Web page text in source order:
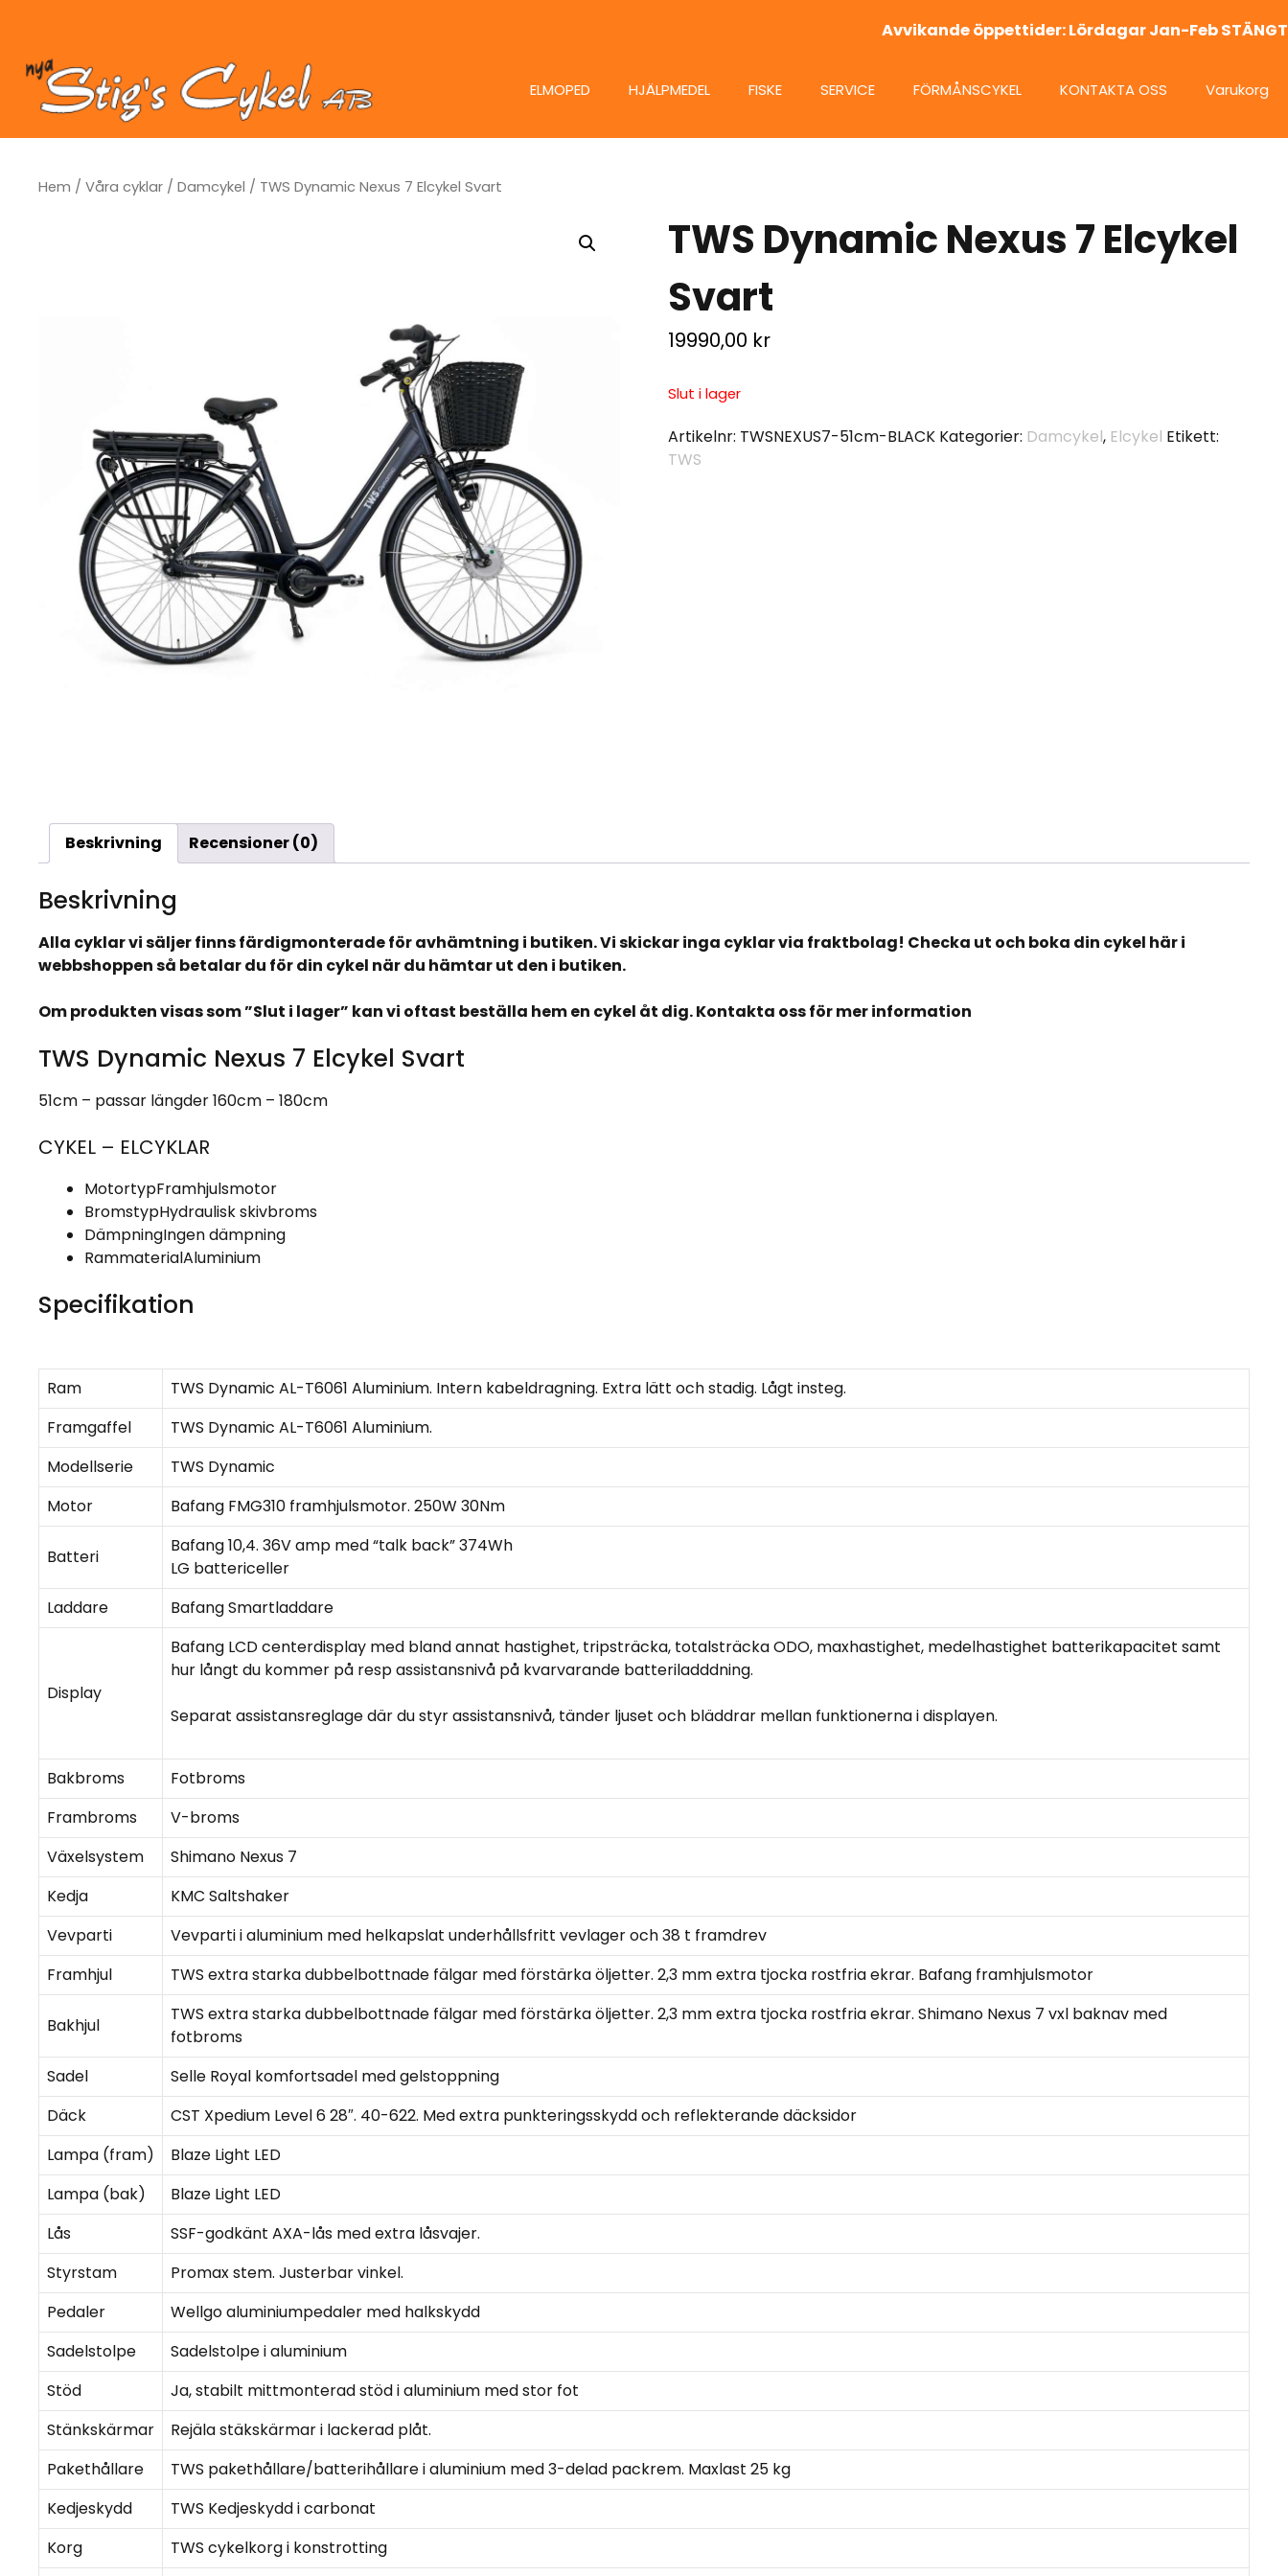
innehåll
Avvikande öppettider: Lördagar Jan-Feb STÄNGT
ELMOPED HJÄLPMEDEL FISKE SERVICE FÖRMÅNSCYKEL KONTAKTA OSS Varukorg
Hem / Våra cyklar / Damcykel / TWS Dynamic Nexus 7 Elcykel Svart
TWS Dynamic Nexus 7 Elcykel
Svart
19990,00 kr
Slut i lager
Artikelnr: TWSNEXUS7-51cm-BLACK Kategorier: Damcykel, Elcykel Etikett:
TWS
Beskrivning Recensioner (0)
Beskrivning
Alla cyklar vi säljer finns färdigmonterade för avhämtning i butiken. Vi skickar inga cyklar via fraktbolag! Checka ut och boka din cykel här i
webbshoppen så betalar du för din cykel när du hämtar ut den i butiken.
Om produkten visas som ”Slut i lager” kan vi oftast beställa hem en cykel åt dig. Kontakta oss för mer information
TWS Dynamic Nexus 7 Elcykel Svart
51cm – passar längder 160cm – 180cm
CYKEL – ELCYKLAR
MotortypFramhjulsmotor
BromstypHydraulisk skivbroms
DämpningIngen dämpning
RammaterialAluminium
Specifikation
Ram
TWS Dynamic AL-T6061 Aluminium. Intern kabeldragning. Extra lätt och stadig. Lågt insteg.
Framgaffel
TWS Dynamic AL-T6061 Aluminium.
Modellserie
TWS Dynamic
Motor
Bafang FMG310 framhjulsmotor. 250W 30Nm
Batteri
Bafang 10,4. 36V amp med “talk back” 374Wh
LG battericeller
Laddare
Bafang Smartladdare
Display
Bafang LCD centerdisplay med bland annat hastighet, tripsträcka, totalsträcka ODO, maxhastighet, medelhastighet batterikapacitet samt
hur långt du kommer på resp assistansnivå på kvarvarande batteriladddning.
Separat assistansreglage där du styr assistansnivå, tänder ljuset och bläddrar mellan funktionerna i displayen.
Bakbroms
Fotbroms
Frambroms
V-broms
Växelsystem
Shimano Nexus 7
Kedja
KMC Saltshaker
Vevparti
Vevparti i aluminium med helkapslat underhållsfritt vevlager och 38 t framdrev
Framhjul
TWS extra starka dubbelbottnade fälgar med förstärka öljetter. 2,3 mm extra tjocka rostfria ekrar. Bafang framhjulsmotor
Bakhjul
TWS extra starka dubbelbottnade fälgar med förstärka öljetter. 2,3 mm extra tjocka rostfria ekrar. Shimano Nexus 7 vxl baknav med
fotbroms
Sadel
Selle Royal komfortsadel med gelstoppning
Däck
CST Xpedium Level 6 28″. 40-622. Med extra punkteringsskydd och reflekterande däcksidor
Lampa (fram)
Blaze Light LED
Lampa (bak)
Blaze Light LED
Lås
SSF-godkänt AXA-lås med extra låsvajer.
Styrstam
Promax stem. Justerbar vinkel.
Pedaler
Wellgo aluminiumpedaler med halkskydd
Sadelstolpe
Sadelstolpe i aluminium
Stöd
Ja, stabilt mittmonterad stöd i aluminium med stor fot
Stänkskärmar
Rejäla stäkskärmar i lackerad plåt.
Pakethållare
TWS pakethållare/batterihållare i aluminium med 3-delad packrem. Maxlast 25 kg
Kedjeskydd
TWS Kedjeskydd i carbonat
Korg
TWS cykelkorg i konstrotting